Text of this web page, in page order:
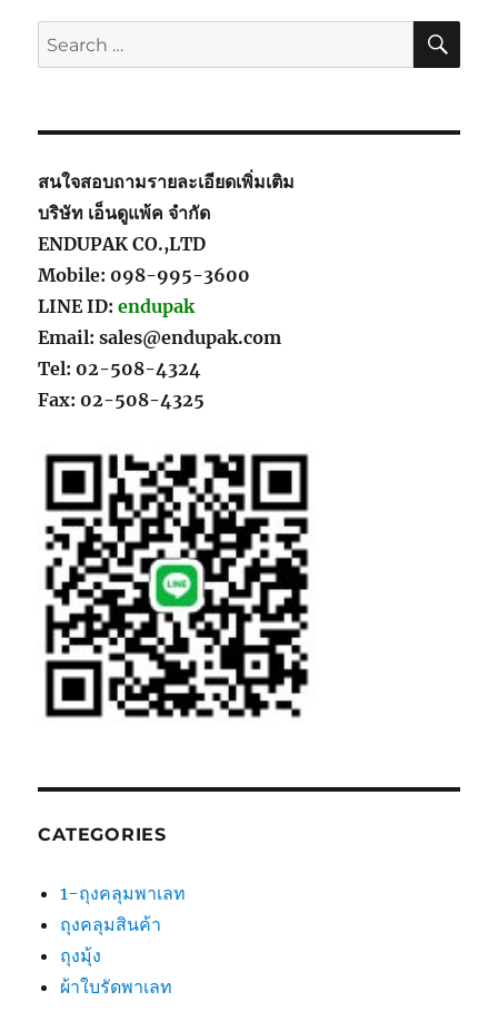
Search
for:
สนใจสอบถามรายละเอียดเพิ่มเติม
บริษัท เอ็นดูแพ้ค จำกัด
ENDUPAK CO.,LTD
Mobile: 098-995-3600
LINE ID:endupak
Email: sales@endupak.com
Tel: 02-508-4324
Fax: 02-508-4325
CATEGORIES
1-ถุงคลุมพาเลท
ถุงคลุมสินค้า
ถุงมุ้ง
ผ้าใบรัดพาเลท